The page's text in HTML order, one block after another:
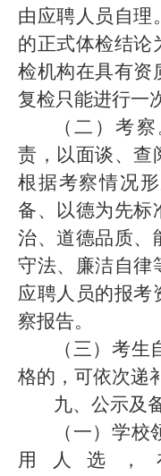
由应聘人员自理
的正式体检结论
检机构在具有资
复检只能进行一
（二）考
责，以面谈、查
根据考察情况
备、以德为先标
治、道德品质、
守法、廉洁自律
应聘人员的报考
察报告。
（三）考
格的，可依次递
九、公示及
（一）学
用人选，